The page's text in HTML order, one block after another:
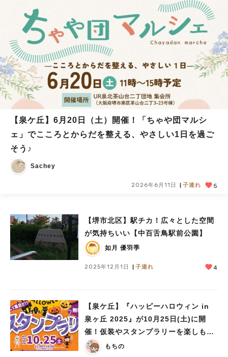
【泉ケ丘】6月20日（土）開催！「ちゃや団マルシ
ェ」でこころとからだを整える、やさしい1日を過ご
そう♪
Sachey
2026年6月11日 子連れ 5
【堺市北区】駅チカ！広々とした空間
が気持ちいい【中百舌鳥駅前公園】
如月 優羽季
2025年12月1日 子連れ 4
【泉ケ丘】『ハッピーハロウィン in
泉ヶ丘 2025』が10月25日(土)に開
催！仮装やスタンプラリーを楽しも
う！
もちの